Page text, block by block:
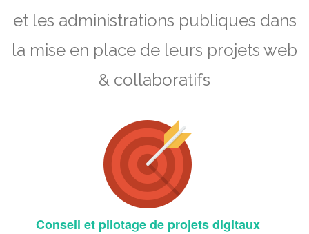
et les administrations publiques dans
la mise en place de leurs projets web
& collaboratifs
Conseil et pilotage de projets digitaux